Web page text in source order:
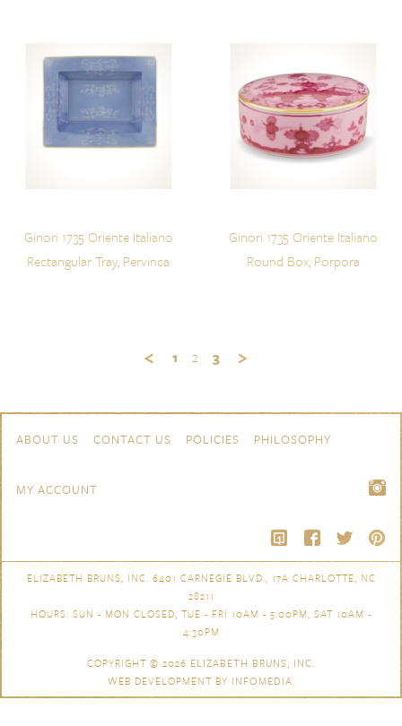
Ginori 1735 Oriente Italiano
Rectangular Tray, Pervinca
Ginori 1735 Oriente Italiano
Round Box, Porpora
1 2 3
Navigation
ABOUT US CONTACT US POLICIES PHILOSOPHY
MY ACCOUNT
ELIZABETH BRUNS, INC. 6401 CARNEGIE BLVD., 17A CHARLOTTE, NC
28211
HOURS: SUN - MON CLOSED, TUE - FRI 10AM - 5:00PM, SAT 10AM -
4:30PM
COPYRIGHT © 2026 ELIZABETH BRUNS, INC.
WEB DEVELOPMENT BY INFOMEDIA.